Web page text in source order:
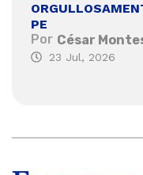
PE
Por César
23 Jul, 2026